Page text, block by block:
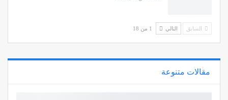
السابق التالي 1 من 18
مقالات متنوعة